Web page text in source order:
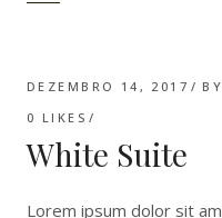
DEZEMBRO 14, 2017
0 LIKES
White Suite
Lorem ipsum dolor sit